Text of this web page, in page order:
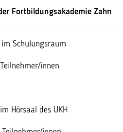
Fortbildungsakademie Zahn
Schulungsraum
innen
Hörsaal des UKH